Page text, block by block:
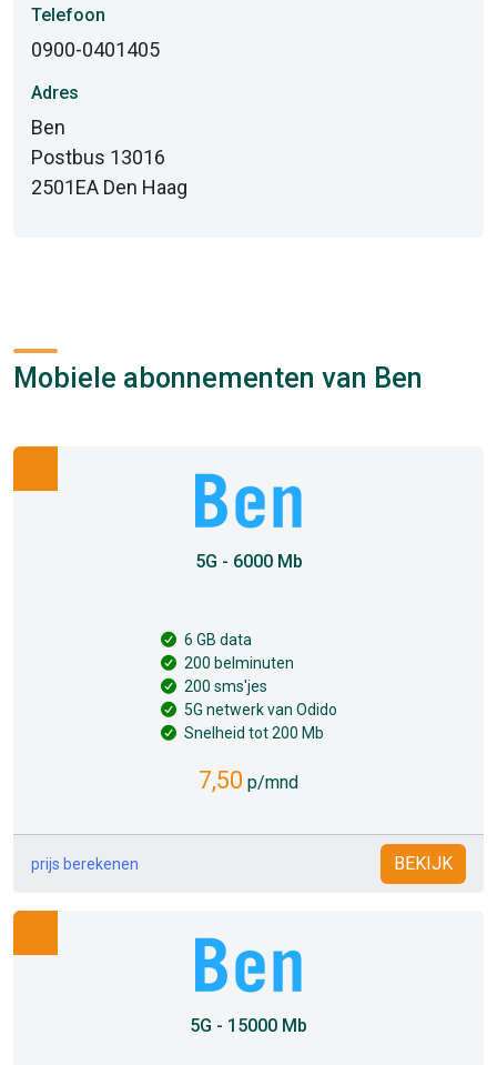
Telefoon
0900-0401405
Adres
Ben
Postbus 13016
2501EA Den Haag
Mobiele abonnementen van Ben
5G - 6000 Mb
6 GB data
200 belminuten
200 sms'jes
5G netwerk van Odido
Snelheid tot 200 Mb
7,50 p/mnd
prijs berekenen BEKIJK
5G - 15000 Mb